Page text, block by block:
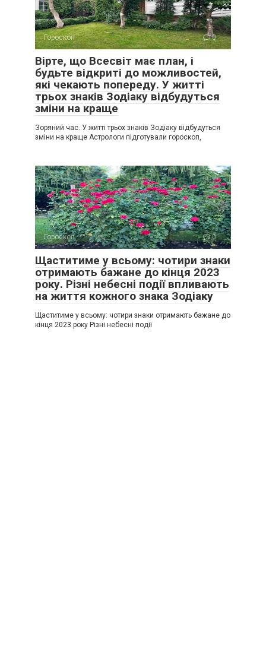
Гороскоп 0
Вірте, що Всесвіт має план, і
будьте відкриті до можливостей,
які чекають попереду. У житті
трьох знаків Зодіаку відбудуться
зміни на краще
Зоряний час. У житті трьох знаків Зодіаку відбудуться
зміни на краще Астрологи підготували гороскоп,
Гороскоп 0
Щаститиме у всьому: чотири знаки
отримають бажане до кінця 2023
року. Різні небесні події впливають
на життя кожного знака Зодіаку
Щаститиме у всьому: чотири знаки отримають бажане до
кінця 2023 року Різні небесні події